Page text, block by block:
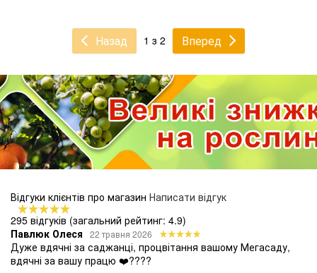
Назад 1 з 2 Вперед
Відгуки клієнтів про магазин Написати відгук
295 відгуків (загальний рейтинг: 4.9)
Павлюк Олеся
22 травня 2026
Дуже вдячні за саджанці, процвітання вашому Мегасаду,
вдячні за вашу працю ❤️????